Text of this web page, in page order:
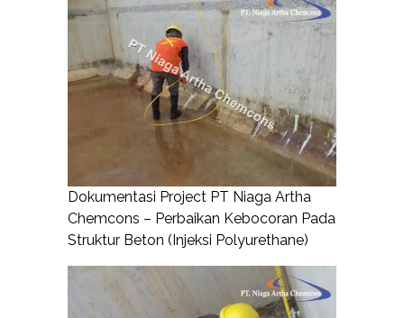
Dokumentasi Project PT Niaga Artha
Chemcons – Perbaikan Kebocoran Pada
Struktur Beton (Injeksi Polyurethane)